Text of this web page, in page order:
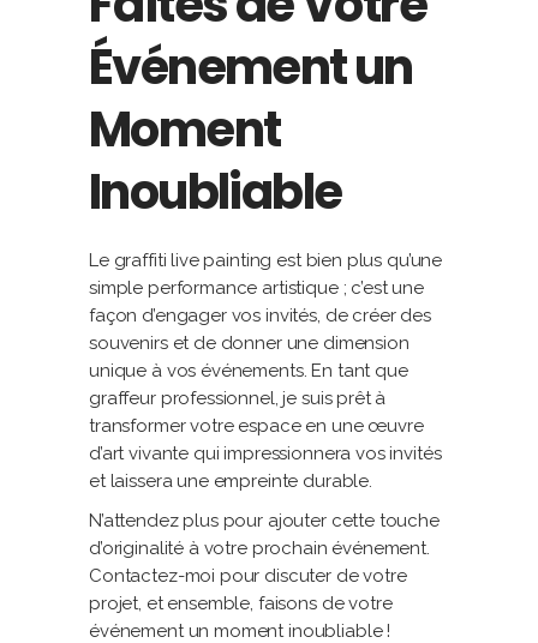
Événement un
Moment
Inoubliable
Le graffiti live painting est bien plus qu’une
simple performance artistique ; c’est une
façon d’engager vos invités, de créer des
souvenirs et de donner une dimension
unique à vos événements. En tant que
graffeur professionnel, je suis prêt à
transformer votre espace en une œuvre
d’art vivante qui impressionnera vos invités
et laissera une empreinte durable.
N’attendez plus pour ajouter cette touche
d’originalité à votre prochain événement.
Contactez-moi pour discuter de votre
projet, et ensemble, faisons de votre
événement un moment inoubliable !